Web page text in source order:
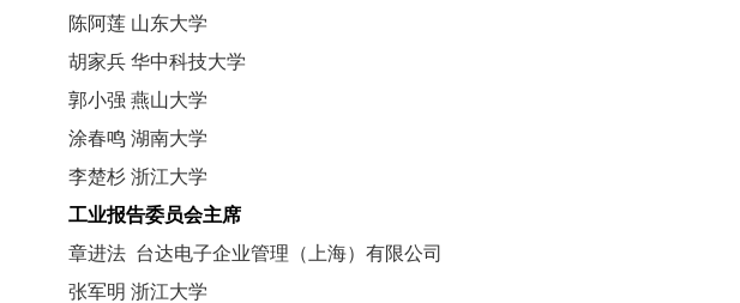
陈阿莲 山东大学
胡家兵 华中科技大学
郭小强 燕山大学
涂春鸣 湖南大学
李楚杉 浙江大学
工业报告委员会主席
章进法 台达电子企业管理（上海）有限公司
张军明 浙江大学